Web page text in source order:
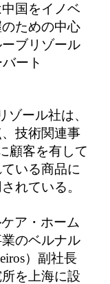
国をイノベ
ための中心
ブリゾール
ート
ゾール社は、
技術関連事
顧客を有して
いる商品に
れている。
ア・ホーム
のベルナル
）副社長
を上海に設